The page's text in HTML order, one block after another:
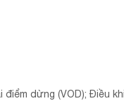
dừng (VOD); Điều